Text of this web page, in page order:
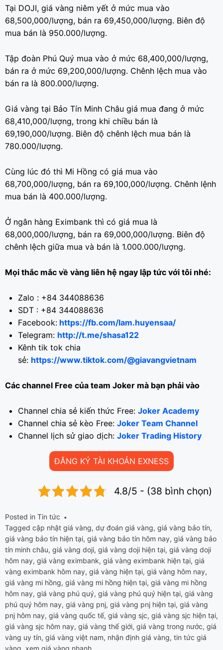
Tại DOJI, giá vàng niêm yết ở mức mua vào
68,500,000/lượng, bán ra 69,450,000/lượng. Biên độ
mua bán là 950.000/lượng.
Tập đoàn Phú Quý mua vào ở mức 68,400,000/lượng,
bán ra ở mức 69,200,000/lượng. Chênh lệch mua vào
bán ra là 800.000/lượng.
Giá vàng tại Bảo Tín Minh Châu giá mua đang ở mức
68,410,000/lượng, trong khi chiều bán là
69,190,000/lượng. Biên độ chênh lệch mua bán là
780.000/lượng.
Cùng lúc đó thì Mi Hồng có giá mua vào
68,700,000/lượng, bán ra 69,100,000/lượng. Chênh lệnh
mua bán là 400.000/lượng.
Ở ngân hàng Eximbank thì có giá mua là
68,000,000/lượng, bán ra 69,000,000/lượng. Biên độ
chênh lệch giữa mua và bán là 1.000.000/lượng.
Mọi thắc mắc về vàng liên hệ ngay lập tức với tôi nhé:
Zalo : +84 344088636
SDT : +84 344088636
Facebook: https://fb.com/lam.huyensaa/
Telegram: http://t.me/shasa122
Kênh tik tok chia
sẻ: https://www.tiktok.com/@giavangvietnam
Các channel Free của team Joker mà bạn phải vào
Channel chia sẻ kiến thức Free: Joker Academy
Channel chia sẻ kèo Free: Joker Team Channel
Channel lịch sử giao dịch: Joker Trading History
ĐĂNG KÝ TÀI KHOẢN EXNESS
4.8/5 - (38 bình chọn)
Posted in Tin tức
Tagged cập nhật giá vàng, dự đoán giá vàng, giá vàng bảo tín,
giá vàng bảo tín hiện tại, giá vàng bảo tín hôm nay, giá vàng bảo
tín minh châu, giá vàng doji, giá vàng doji hiện tại, giá vàng doji
hôm nay, giá vàng eximbank, giá vàng eximbank hiện tại, giá
vàng eximbank hôm nay, giá vàng hiện tại, giá vàng hôm nay,
giá vàng mi hồng, giá vàng mi hồng hiện tại, giá vàng mi hồng
hôm nay, giá vàng phú quý, giá vàng phú quý hiện tại, giá vàng
phú quý hôm nay, giá vàng pnj, giá vàng pnj hiện tại, giá vàng
pnj hôm nay, giá vàng quốc tế, giá vàng sjc, giá vàng sjc hiện tại,
giá vàng sjc hôm nay, giá vàng thế giới, giá vàng trong nước, giá
vàng uy tín, giá vàng việt nam, nhận định giá vàng, tin tức giá